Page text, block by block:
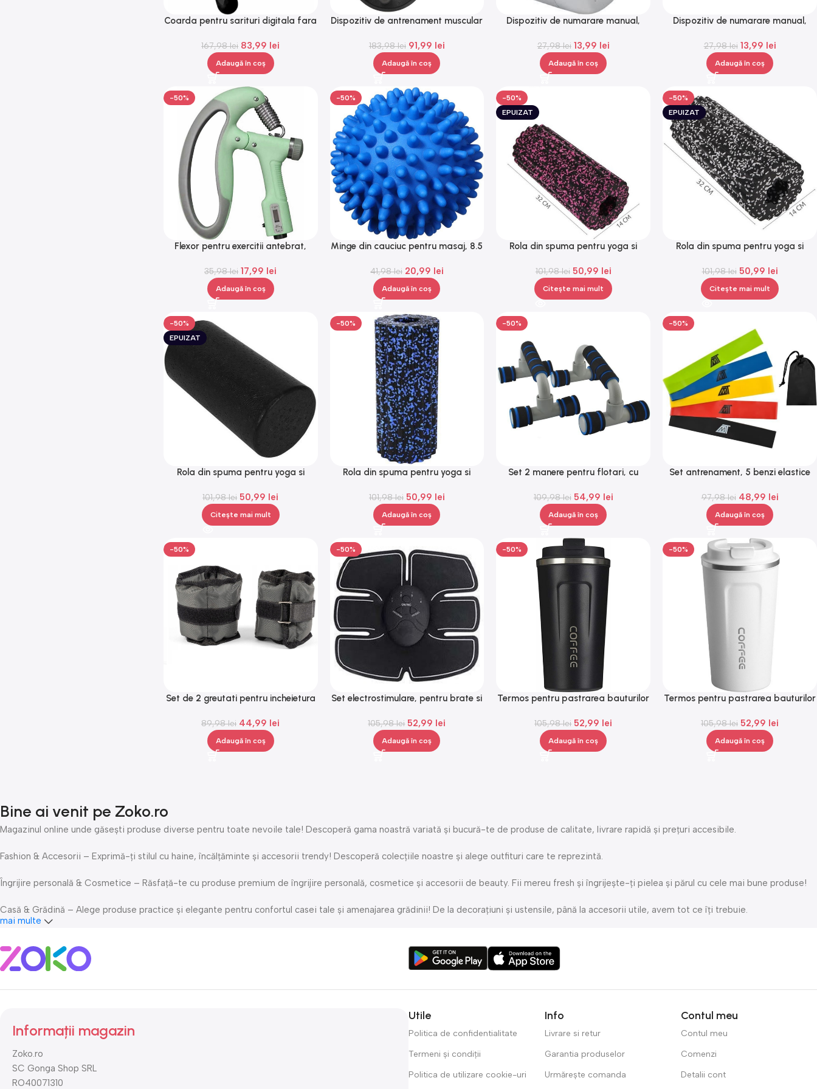
Coarda pentru sarituri digitala fara
mAh, reincarcare USB, Gonga®
167,98lei 83,99 lei
Adaugă în coș
Dispozitiv de antrenament muscular
183,98lei 91,99 lei
Adaugă în coș
Dispozitiv de numarare manual,
27,98lei 13,99 lei
Adaugă în coș
Dispozitiv de numarare manual,
27,98lei 13,99 lei
Adaugă în coș
-50%
Flexor pentru exercitii antebrat,
contor electronic cu 4 cifre, Gonga®
35,98lei 17,99 lei
Adaugă în coș
-50%
Minge din cauciuc pentru masaj, 8.5
41,98lei 20,99 lei
Adaugă în coș
-50%
EPUIZAT
Rola din spuma pentru yoga si
101,98lei 50,99 lei
Citește mai mult
-50%
EPUIZAT
Rola din spuma pentru yoga si
101,98lei 50,99 lei
Citește mai mult
-50%
EPUIZAT
Rola din spuma pentru yoga si
101,98lei 50,99 lei
Citește mai mult
-50%
Rola din spuma pentru yoga si
101,98lei 50,99 lei
Adaugă în coș
-50%
Set 2 manere pentru flotari, cu
109,98lei 54,99 lei
Adaugă în coș
-50%
Set antrenament, 5 benzi elastice
exercitii fizice, Gonga®
97,98lei 48,99 lei
Adaugă în coș
-50%
Set de 2 greutati pentru incheietura
89,98lei 44,99 lei
Adaugă în coș
-50%
Set electrostimulare, pentru brate si
105,98lei 52,99 lei
Adaugă în coș
-50%
Termos pentru pastrarea bauturilor
105,98lei 52,99 lei
Adaugă în coș
-50%
Termos pentru pastrarea bauturilor
105,98lei 52,99 lei
Adaugă în coș
Bine ai venit pe Zoko.ro
Magazinul online unde găsești produse diverse pentru toate nevoile tale! Descoperă gama noastră variată și bucură-te de produse de calitate, livrare rapidă și prețuri accesibile.
Fashion & Accesorii – Exprimă-ți stilul cu haine, încălțăminte și accesorii trendy! Descoperă colecțiile noastre și alege outfituri care te reprezintă.
Îngrijire personală & Cosmetice – Răsfață-te cu produse premium de îngrijire personală, cosmetice și accesorii de beauty. Fii mereu fresh și îngrijește-ți pielea și părul cu cele mai bune produse!
Casă & Grădină – Alege produse practice și elegante pentru confortul casei tale și amenajarea grădinii! De la decorațiuni și ustensile, până la accesorii utile, avem tot ce îți trebuie.
Livrare rapidă & suport clienți dedicat – La Zoko.ro, ne asigurăm că fiecare comandă ajunge la tine rapid și în siguranță. Echipa noastră este mereu gata să te ajute cu orice întrebare!
Cumpără inteligent pe Zoko.ro și profită de cele mai bune oferte!
mai multe
Informații magazin
Zoko.ro
SC Gonga Shop SRL
RO40071310
Utile
Politica de confidentialitate
Termeni și condiții
Politica de utilizare cookie-uri
Info
Livrare si retur
Garantia produselor
Urmărește comanda
Contul meu
Contul meu
Comenzi
Detalii cont